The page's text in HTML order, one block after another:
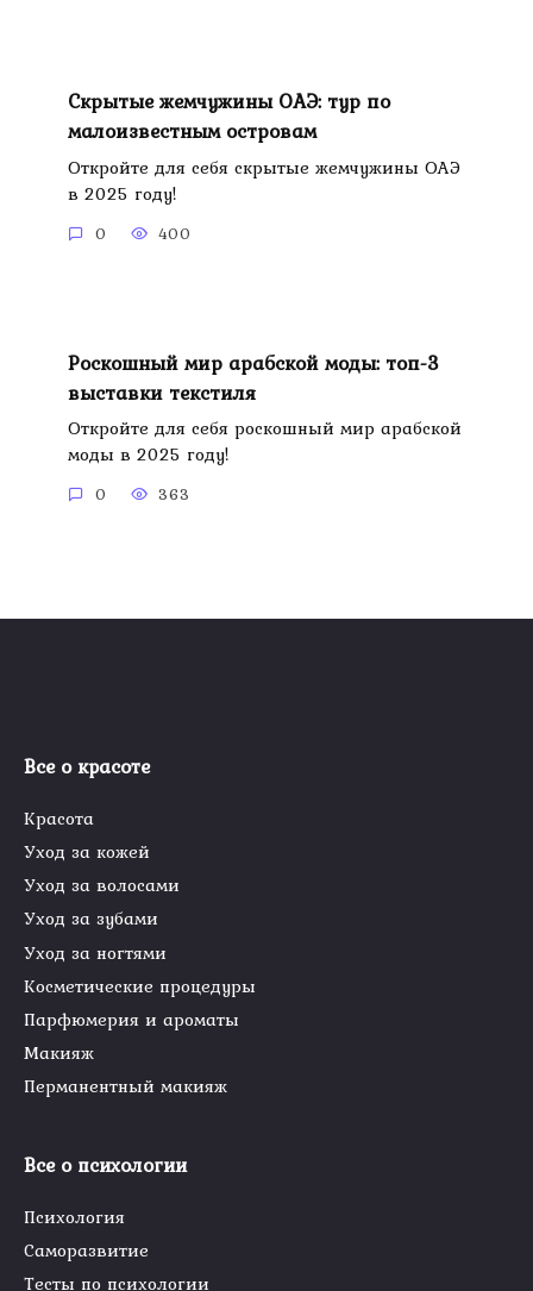
Скрытые жемчужины ОАЭ: тур по
малоизвестным островам
Откройте для себя скрытые жемчужины ОАЭ
в 2025 году!
0 400
Роскошный мир арабской моды: топ-3
выставки текстиля
Откройте для себя роскошный мир арабской
моды в 2025 году!
0 363
Все о красоте
Красота
Уход за кожей
Уход за волосами
Уход за зубами
Уход за ногтями
Косметические процедуры
Парфюмерия и ароматы
Макияж
Перманентный макияж
Все о психологии
Психология
Саморазвитие
Тесты по психологии